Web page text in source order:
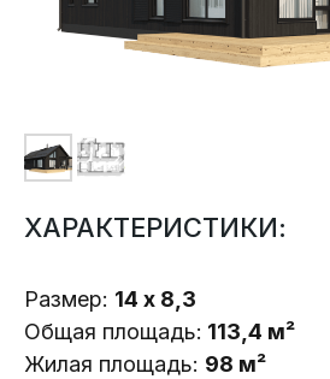
ХАРАКТЕРИСТИКИ:
Размер: 14 х 8,3
Общая площадь: 113,4 м²
Жилая площадь: 98 м²